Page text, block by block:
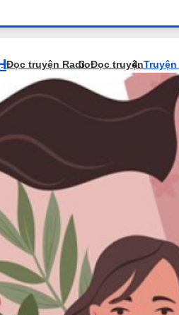
Đọc truyện RadioĐọc truyện